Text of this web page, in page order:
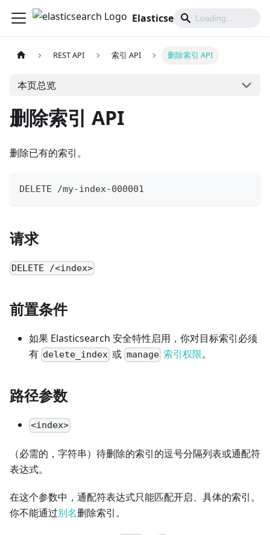
Elasticsearch 中文文档
REST API 索引 API 删除索引 API
本页总览
删除索引 API
删除已有的索引。
DELETE /my-index-000001
请求
DELETE /<index>
前置条件
如果 Elasticsearch 安全特性启用，你对目标索引必须
有 delete_index 或 manage 索引权限。
路径参数
<index>
（必需的，字符串）待删除的索引的逗号分隔列表或通配符
表达式。
在这个参数中，通配符表达式只能匹配开启、具体的索引。
你不能通过别名删除索引。